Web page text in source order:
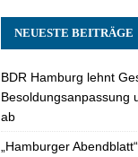
NEUESTE BEITRÄGE
BDR Hamburg lehnt
Besoldungsanpassung
ab
„Hamburger